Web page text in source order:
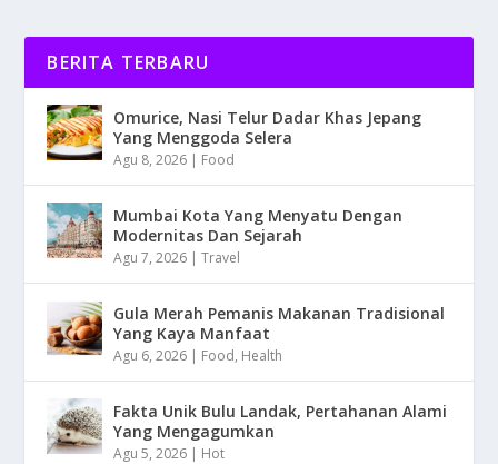
BERITA TERBARU
Omurice, Nasi Telur Dadar Khas Jepang
Yang Menggoda Selera
Agu 8, 2026 | Food
Mumbai Kota Yang Menyatu Dengan
Modernitas Dan Sejarah
Agu 7, 2026 |Travel
Gula Merah Pemanis Makanan Tradisional
Yang Kaya Manfaat
Agu 6, 2026 | Food, Health
Fakta Unik Bulu Landak, Pertahanan Alami
Yang Mengagumkan
Agu 5, 2026 | Hot